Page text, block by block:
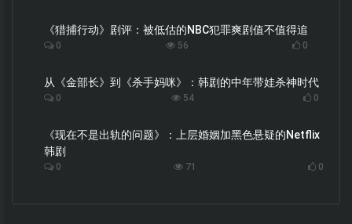
《猎捕行动》剧评：被低估的NBC犯罪爽剧值不值得追
0 56 0
从《金部长》到《杀手妈咪》：韩剧的中年带娃杀神时代
0 54 0
《现在不是出轨的问题》：上层婚姻加黑色悬疑的Netflix
韩剧
0 71 0